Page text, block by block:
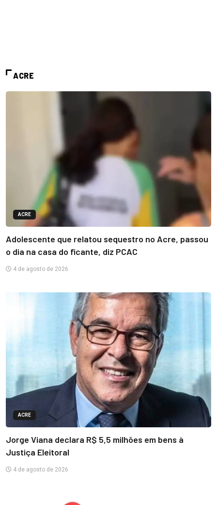
ACRE
ACRE
Adolescente que relatou sequestro no Acre, passou
o dia na casa do ficante, diz PCAC
4 de agosto de 2026
ACRE
Jorge Viana declara R$ 5,5 milhões em bens à
Justiça Eleitoral
4 de agosto de 2026